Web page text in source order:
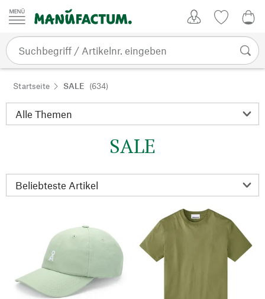
Zum Inhalt springen
Startseite SALE (634)
SALE